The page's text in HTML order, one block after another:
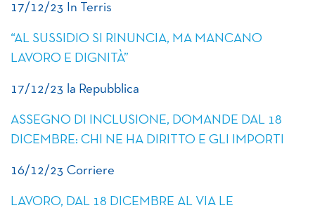
17/12/23 In Terris
“AL SUSSIDIO SI RINUNCIA, MA MANCANO
LAVORO E DIGNITÀ”
17/12/23 la Repubblica
ASSEGNO DI INCLUSIONE, DOMANDE DAL 18
DICEMBRE: CHI NE HA DIRITTO E GLI IMPORTI
16/12/23 Corriere
LAVORO, DAL 18 DICEMBRE AL VIA LE